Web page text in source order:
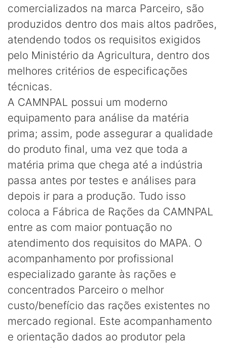
comercializados na marca Parceiro, são
produzidos dentro dos mais altos padrões,
atendendo todos os requisitos exigidos
pelo Ministério da Agricultura, dentro dos
melhores critérios de especificações
técnicas.
A CAMNPAL possui um moderno
equipamento para análise da matéria
prima; assim, pode assegurar a qualidade
do produto final, uma vez que toda a
matéria prima que chega até a indústria
passa antes por testes e análises para
depois ir para a produção. Tudo isso
coloca a Fábrica de Rações da CAMNPAL
entre as com maior pontuação no
atendimento dos requisitos do MAPA. O
acompanhamento por profissional
especializado garante às rações e
concentrados Parceiro o melhor
custo/benefício das rações existentes no
mercado regional. Este acompanhamento
e orientação dados ao produtor pela